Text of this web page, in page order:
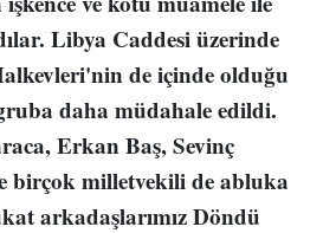
Libya Caddesi üzerinde
de içinde olduğu
daha müdahale edildi.
Erkan Baş, Sevinç
birçok milletvekili de abluka
arkadaşlarımız Döndü